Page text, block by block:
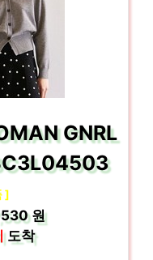
GNRL
]
원
도착